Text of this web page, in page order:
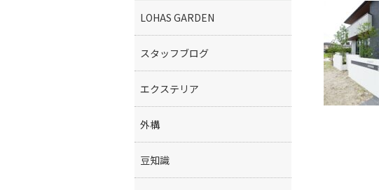
LOHAS GARDEN
スタッフブログ
エクステリア
外構
豆知識